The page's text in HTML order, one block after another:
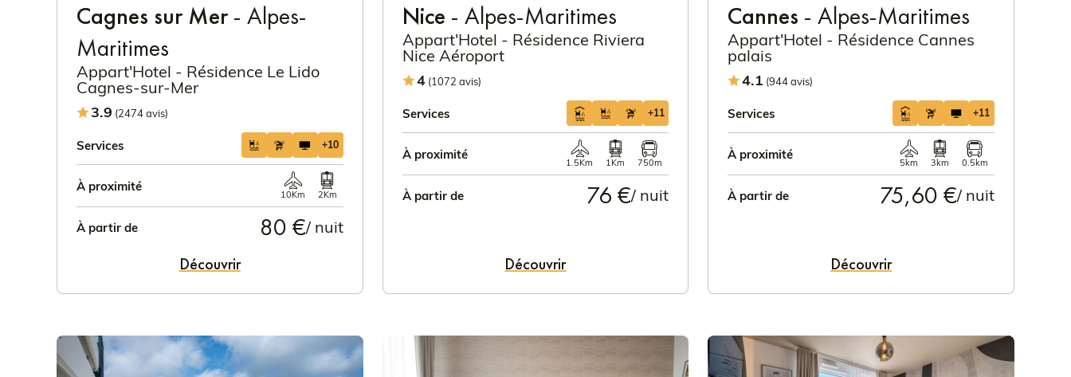
Cagnes sur Mer- Alpes-
Maritimes
Appart'Hotel - Résidence Le Lido
Cagnes-sur-Mer
3.9 (2474 avis)
Services +10
À proximité
10Km 2Km
À partir de 80 €/ nuit
Découvrir
Nice - Alpes-Maritimes
Appart'Hotel - Résidence Riviera
Nice Aéroport
4(1072 avis)
Services +11
À proximité
1.5Km 1Km 750m
À partir de 76 €/ nuit
Découvrir
Cannes - Alpes-Maritimes
Appart'Hotel - Résidence Cannes
palais
4.1 (944 avis)
Services +11
À proximité
5km 3km 0.5km
À partir de 75,60 €/ nuit
Découvrir